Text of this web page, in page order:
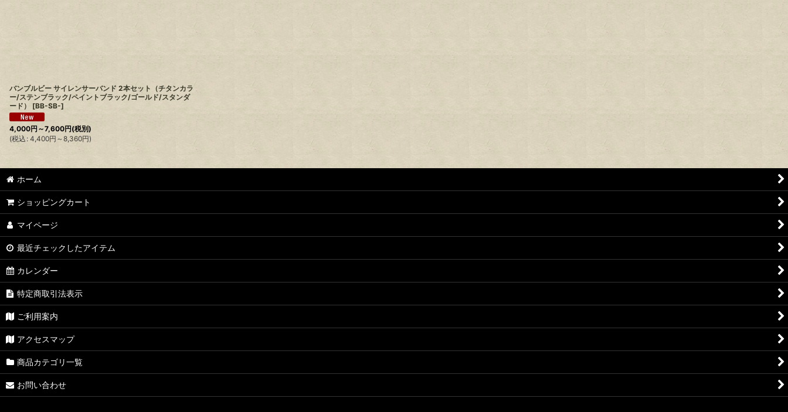
バンブルビー サイレンサーバンド 2本セット（チタンカラ
ー/ステンブラック/ペイントブラック/ゴールド/スタンダ
ード）
[BB-SB-]
4,000円 ～7,600円(税別)
(税込 : 4,400円 ～8,360円)
ホーム
ショッピングカート
マイページ
最近チェックしたアイテム
カレンダー
特定商取引法表示
ご利用案内
アクセスマップ
商品カテゴリ一覧
お問い合わせ